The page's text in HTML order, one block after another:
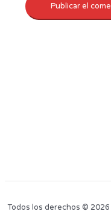
Todos los derechos ©